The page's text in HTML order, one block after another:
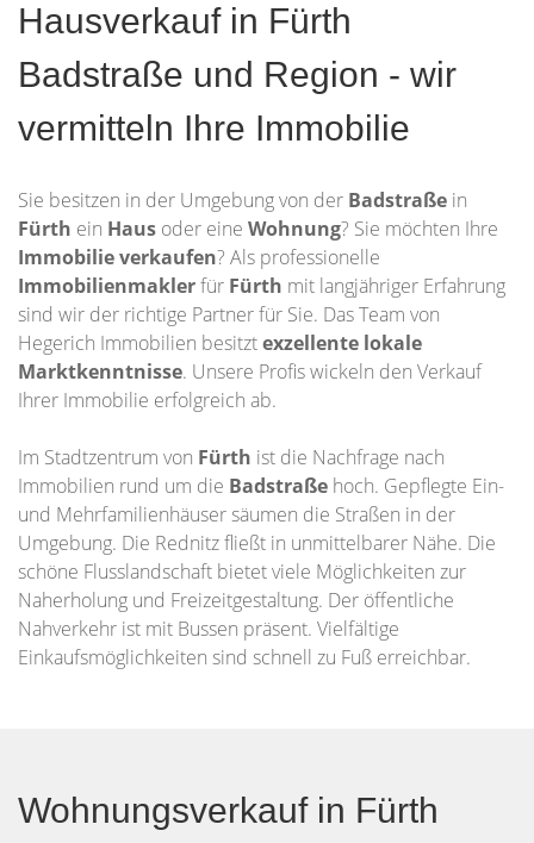
Hausverkauf in Fürth
Badstraße und Region - wir
vermitteln Ihre Immobilie
Sie besitzen in der Umgebung von der Badstraße in
Fürth ein Haus oder eine Wohnung? Sie möchten Ihre
Immobilieverkaufen? Als professionelle
Immobilienmaklerfür Fürth mit langjähriger Erfahrung
sind wir der richtige Partner für Sie. Das Team von
Hegerich Immobilien besitztexzellente lokale
Marktkenntnisse. Unsere Profis wickeln den Verkauf
Ihrer Immobilie erfolgreich ab.
Im Stadtzentrum von Fürth ist die Nachfrage nach
Immobilien rund um die Badstraße hoch. Gepflegte Ein-
und Mehrfamilienhäuser säumen die Straßen in der
Umgebung. Die Rednitz fließt in unmittelbarer Nähe. Die
schöne Flusslandschaft bietet viele Möglichkeiten zur
Naherholung und Freizeitgestaltung. Der öffentliche
Nahverkehr ist mit Bussen präsent. Vielfältige
Einkaufsmöglichkeiten sind schnell zu Fuß erreichbar.
Wohnungsverkauf in Fürth